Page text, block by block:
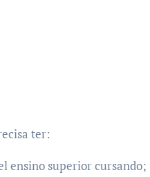
ter:
ensino superior cursando;